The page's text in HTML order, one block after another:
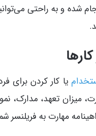
و به راحتی می‌توانید
یا کار کردن برای
میزان تعهد، مدارک،
مهارت به فریلنسر